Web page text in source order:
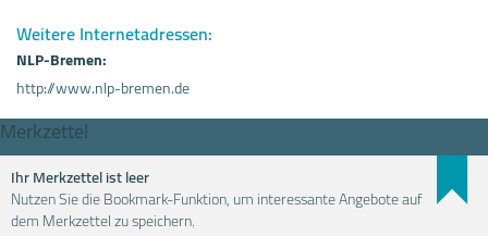
Weitere Internetadressen:
NLP-Bremen:
http://www.nlp-bremen.de
Merkzettel
Ihr Merkzettel ist leer
Nutzen Sie die Bookmark-Funktion, um interessante Angebote auf
dem Merkzettel zu speichern.Weiterbildung einfach finden